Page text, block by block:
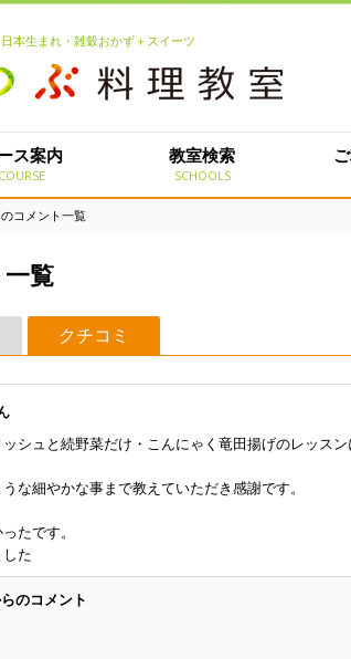
本生まれ・雑穀おかず＋スイーツ
ス案内
COURSE
教室検索
SCHOOLS
コメント一覧
覧
クチコミ
シュと続野菜だけ・こんにゃく竜田揚げのレッスン
な細やかな事まで教えていただき感謝です。
たです。
た
のコメント